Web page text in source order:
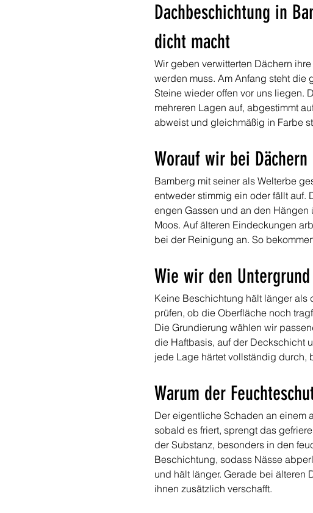
Dachbeschichtung in
dicht macht
Wir geben verwitterten Dächern
werden muss. Am Anfang steht
Steine wieder offen vor uns liegen.
mehreren Lagen auf, abgestimmt
abweist und gleichmäßig in Farbe
Worauf wir bei
Bamberg mit seiner als Welterbe
entweder stimmig ein oder fällt auf.
engen Gassen und an den
Moos. Auf älteren Eindeckungen
bei der Reinigung an. So
Wie wir den
Keine Beschichtung hält länger als
prüfen, ob die Oberfläche noch
Die Grundierung wählen wir
die Haftbasis, auf der Deckschicht
jede Lage härtet vollständig durch,
Warum der
Der eigentliche Schaden an einem
sobald es friert, sprengt das
der Substanz, besonders in den
Beschichtung, sodass Nässe
und hält länger. Gerade bei älteren
ihnen zusätzlich verschafft.